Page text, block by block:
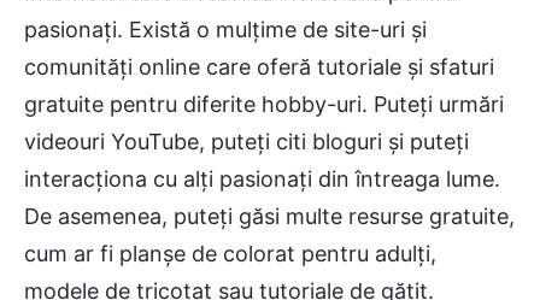
pasionați. Există o mulțime de site-uri și
comunități online care oferă tutoriale și sfaturi
gratuite pentru diferite hobby-uri. Puteți urmări
videouri YouTube, puteți citi bloguri și puteți
interacționa cu alți pasionați din întreaga lume.
De asemenea, puteți găsi multe resurse gratuite,
cum ar fi planșe de colorat pentru adulți,
modele de tricotat sau tutoriale de gătit.